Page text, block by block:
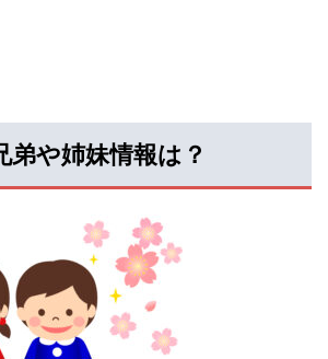
弟や姉妹情報は？